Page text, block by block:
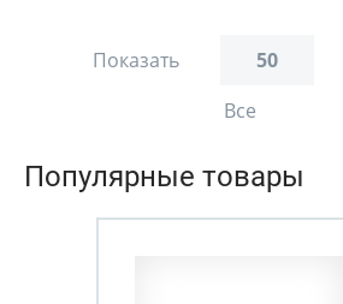
Показать 50
Все
Популярные товары